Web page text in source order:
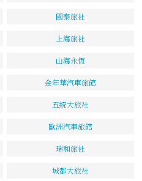
國泰旅社
上海旅社
山海永恆
金年華汽車旅館
五統大旅社
歐洲汽車旅館
瑞和旅社
城都大旅社